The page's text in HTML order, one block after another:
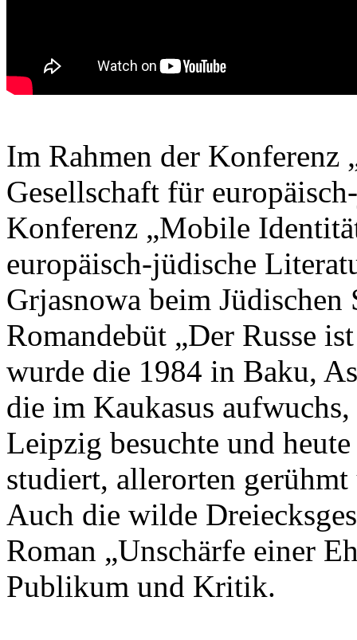
Im Rahmen der Konferenz
Gesellschaft für
Konferenz „Mobile
europäisch-jüdische
Grjasnowa beim
Romandebüt „Der Russe
wurde die 1984 in Baku,
die im Kaukasus
Leipzig besuchte und
studiert, allerorten
Auch die wilde
Roman „Unschärfe einer
Publikum und Kritik.